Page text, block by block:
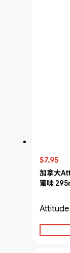
$7.95
加拿大
蜜味
Attitude